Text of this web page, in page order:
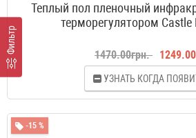
Фильтр
Теплый пол пленочный
терморегулятором
1470.00грн.
УЗНАТЬ КОГДА
-15 %